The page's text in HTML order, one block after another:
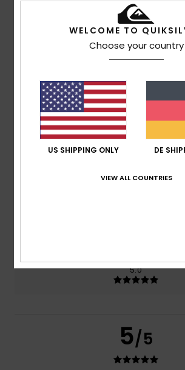
5.0
Komfort
5.0
5/5
WELCOME TO
Choose your country
US SHIPPING ONLY DE
VIEW ALL COUNTRIES